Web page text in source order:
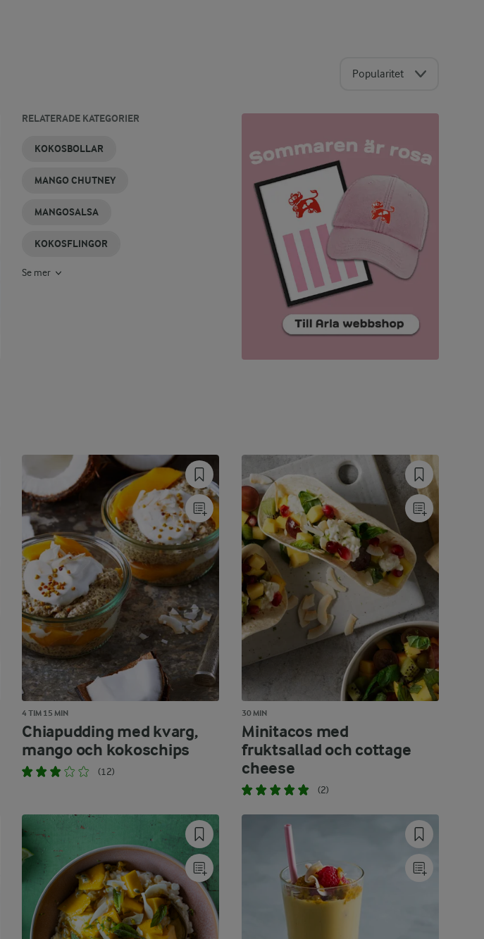
Popularitet
RELATERADE KATEGORIER
KOKOSBOLLAR
MANGO CHUTNEY
MANGOSALSA
KOKOSFLINGOR
Se mer
4 TIM 15 MIN
Chiapudding med kvarg,
mango och kokoschips
(12)
30 MIN
Minitacos med
fruktsallad och cottage
cheese
(2)